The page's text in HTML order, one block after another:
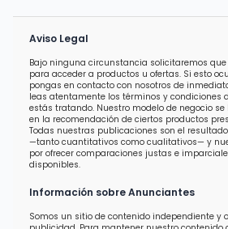
Aviso Legal
Bajo ninguna circunstancia solicitaremos
para acceder a productos u ofertas. Si esto
pongas en contacto con nosotros de
leas atentamente los términos y condiciones
estás tratando. Nuestro modelo de negocio
en la recomendación de ciertos productos
Todas nuestras publicaciones son el
—tanto cuantitativos como cualitativos— y
por ofrecer comparaciones justas e
disponibles.
Información sobre Anunciantes
Somos un sitio de contenido independiente y